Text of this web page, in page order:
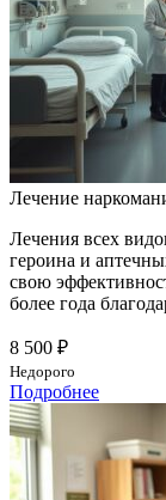
Лечение
Лечения всех
героина и
свою
более года
8 500 ₽
Недорого
Подробнее